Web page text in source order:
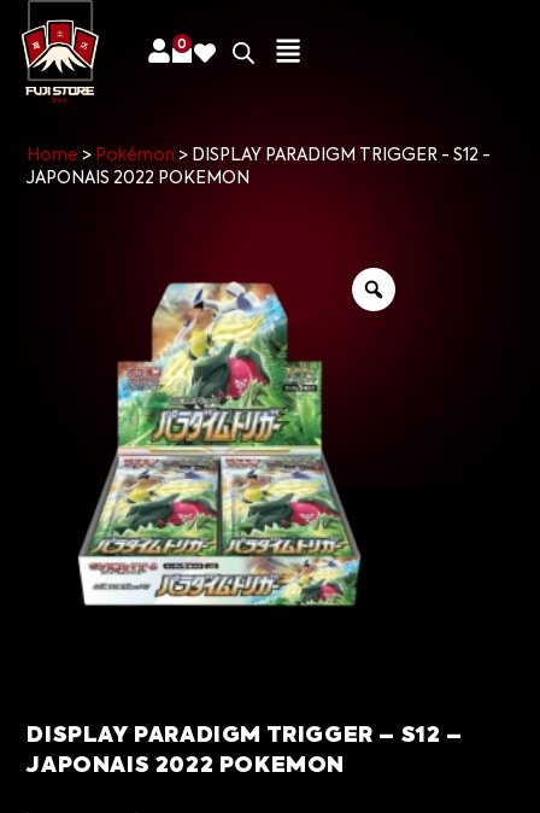
0
Home > Pokémon > DISPLAY PARADIGM TRIGGER - S12 -
JAPONAIS 2022 POKEMON
DISPLAY PARADIGM TRIGGER – S12 –
JAPONAIS 2022 POKEMON